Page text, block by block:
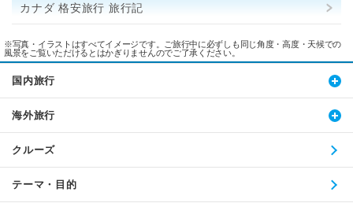
カナダ 格安旅行 旅行記
※写真・イラストはすべてイメージです。ご旅行中に必ずしも同じ角度・高度・天候での
風景をご覧いただけるとはかぎりませんのでご了承ください。
国内旅行
海外旅行
クルーズ
テーマ・目的